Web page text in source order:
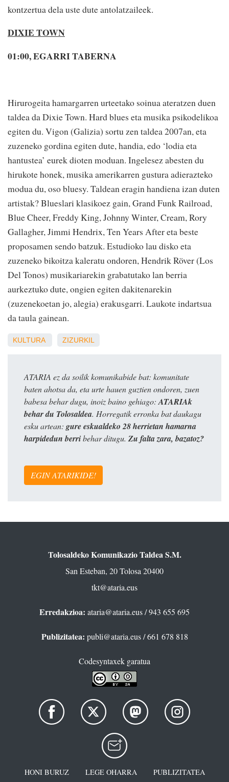
kontzertua dela uste dute antolatzaileek.
DIXIE TOWN
01:00, EGARRI TABERNA
Hirurogeita hamargarren urteetako soinua ateratzen duen
taldea da Dixie Town. Hard blues eta musika psikodelikoa
egiten du. Vigon (Galizia) sortu zen taldea 2007an, eta
zuzeneko gordina egiten dute, handia, edo ‘lodia eta
hantustea’ eurek dioten moduan. Ingelesez abesten du
hirukote honek, musika amerikarren gustura adierazteko
modua du, oso bluesy. Taldean eragin handiena izan duten
artistak? Blueslari klasikoez gain, Grand Funk Railroad,
Blue Cheer, Freddy King, Johnny Winter, Cream, Rory
Gallagher, Jimmi Hendrix, Ten Years After eta beste
proposamen sendo batzuk. Estudioko lau disko eta
zuzeneko bikoitza kaleratu ondoren, Hendrik Röver (Los
Del Tonos) musikariarekin grabatutako lan berria
aurkeztuko dute, ongien egiten dakitenarekin
(zuzenekoetan jo, alegia) erakusgarri. Laukote indartsua
da taula gainean.
KULTURA ZIZURKIL
ATARIA ez da soilik komunikabide bat: komunitate
baten ahotsa da, eta urte hauen guztien ondoren, zuen
babesa behar dugu, inoiz baino gehiago: ATARIAk
behar du Tolosaldea. Horregatik erronka bat daukagu
esku artean: gure eskualdeko 28 herrietan hamarna
harpidedun berribehar ditugu. Zu falta zara, bazatoz?
EGIN ATARIKIDE!
Tolosaldeko Komunikazio Taldea S.M.
San Esteban, 20 Tolosa 20400
tkt@ataria.eus
Erredakzioa: ataria@ataria.eus/ 943 655 695
Publizitatea: publi@ataria.eus/ 661 678 818
Codesyntaxek garatua
HONI BURUZ LEGE OHARRA
PUBLIZITATEA